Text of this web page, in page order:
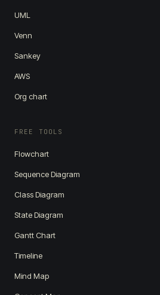
UML
Venn
Sankey
AWS
Org chart
FREE TOOLS
Flowchart
Sequence Diagram
Class Diagram
State Diagram
Gantt Chart
Timeline
Mind Map